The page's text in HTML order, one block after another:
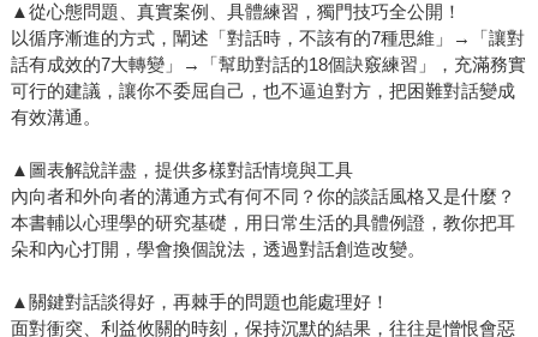
▲從心態問題、真實案例、具體練習，獨門技巧全公開！
以循序漸進的方式，闡述「對話時，不該有的7種思維」→「讓對
話有成效的7大轉變」→「幫助對話的18個訣竅練習」，充滿務實
可行的建議，讓你不委屈自己，也不逼迫對方，把困難對話變成
有效溝通。
▲圖表解說詳盡，提供多樣對話情境與工具
內向者和外向者的溝通方式有何不同？你的談話風格又是什麼？
本書輔以心理學的研究基礎，用日常生活的具體例證，教你把耳
朵和內心打開，學會換個說法，透過對話創造改變。
▲關鍵對話談得好，再棘手的問題也能處理好！
面對衝突、利益攸關的時刻，保持沉默的結果，往往是憎恨會惡